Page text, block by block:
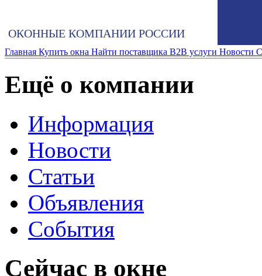
ОКОННЫЕ КОМПАНИИ РОССИИ
Главная Купить окна Найти поставщика B2B услуги Новости
Ещё о компании
Информация
Новости
Статьи
Объявления
События
Сейчас в окне